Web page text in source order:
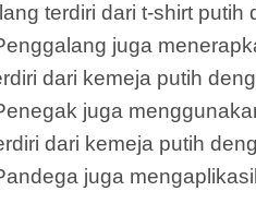
terdiri dari t-shirt
juga
dari kemeja putih
juga
dari kemeja putih
juga